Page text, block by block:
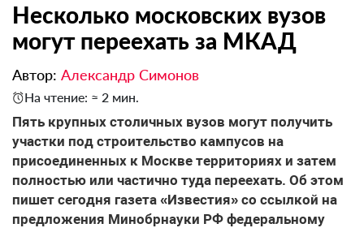
Несколько московских вузов
могут переехать за МКАД
Автор: Александр Симонов
На чтение: ≈ 2 мин.
Пять крупных столичных вузов могут получить
участки под строительство кампусов на
присоединенных к Москве территориях и затем
полностью или частично туда переехать. Об этом
пишет сегодня газета «Известия» со ссылкой на
предложения Минобрнауки РФ федеральному